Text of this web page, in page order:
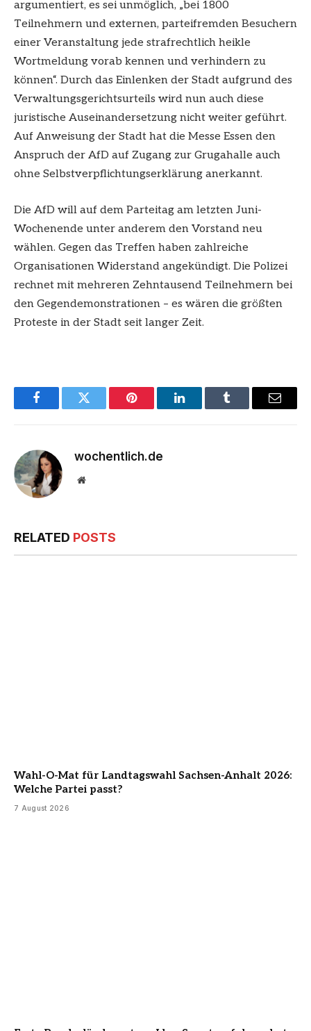
argumentiert, es sei unmöglich, „bei 1800
Teilnehmern und externen, parteifremden Besuchern
einer Veranstaltung jede strafrechtlich heikle
Wortmeldung vorab kennen und verhindern zu
können“. Durch das Einlenken der Stadt aufgrund des
Verwaltungsgerichtsurteils wird nun auch diese
juristische Auseinandersetzung nicht weiter geführt.
Auf Anweisung der Stadt hat die Messe Essen den
Anspruch der AfD auf Zugang zur Grugahalle auch
ohne Selbstverpflichtungserklärung anerkannt.
Die AfD will auf dem Parteitag am letzten Juni-
Wochenende unter anderem den Vorstand neu
wählen. Gegen das Treffen haben zahlreiche
Organisationen Widerstand angekündigt. Die Polizei
rechnet mit mehreren Zehntausend Teilnehmern bei
den Gegendemonstrationen – es wären die größten
Proteste in der Stadt seit langer Zeit.
FacebookTwitter Pinterest LinkedInTumblr Email
wochentlich.de
Website
RELATED POSTS
Wahl-O-Mat für Landtagswahl Sachsen-Anhalt 2026:
Welche Partei passt?
7 August 2026